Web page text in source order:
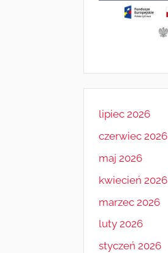
lipiec 2026
czerwiec 2026
maj 2026
kwiecień 2026
marzec 2026
luty 2026
styczeń 2026